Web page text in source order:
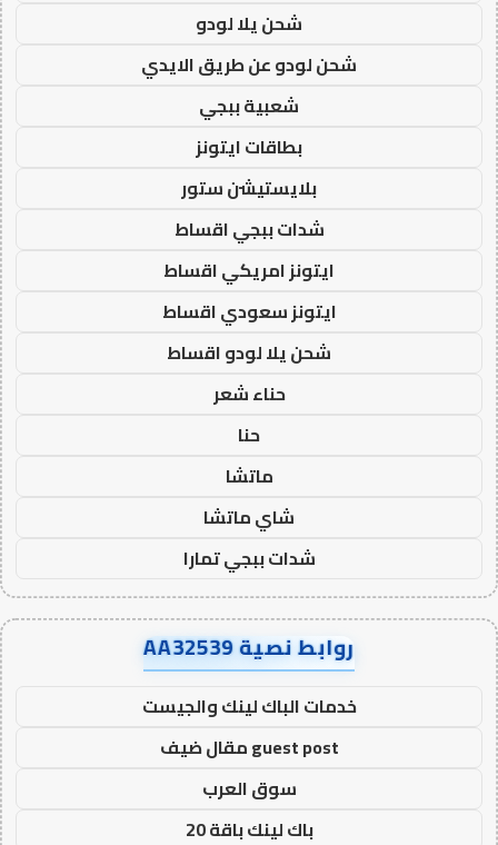
شحن يلا لودو
شحن لودو عن طريق الايدي
شعبية ببجي
بطاقات ايتونز
بلايستيشن ستور
شدات ببجي اقساط
ايتونز امريكي اقساط
ايتونز سعودي اقساط
شحن يلا لودو اقساط
حناء شعر
حنا
ماتشا
شاي ماتشا
شدات ببجي تمارا
روابط نصية AA32539
خدمات الباك لينك والجيست
guest post مقال ضيف
سوق العرب
باك لينك باقة 20